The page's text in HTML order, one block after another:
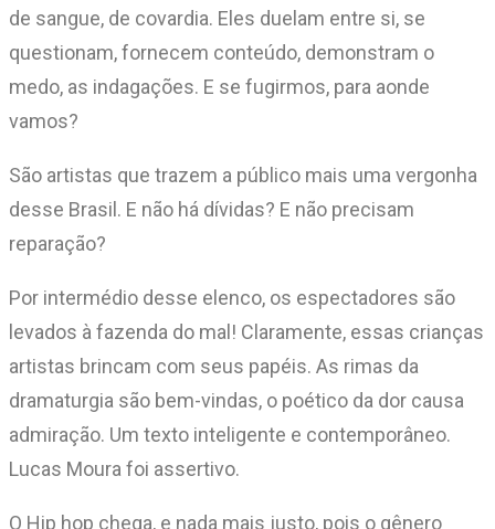
de sangue, de covardia. Eles duelam entre si, se
questionam, fornecem conteúdo, demonstram o
medo, as indagações. E se fugirmos, para aonde
vamos?
São artistas que trazem a público mais uma vergonha
desse Brasil. E não há dívidas? E não precisam
reparação?
Por intermédio desse elenco, os espectadores são
levados à fazenda do mal! Claramente, essas crianças
artistas brincam com seus papéis. As rimas da
dramaturgia são bem-vindas, o poético da dor causa
admiração. Um texto inteligente e contemporâneo.
Lucas Moura foi assertivo.
O Hip hop chega, e nada mais justo, pois o gênero